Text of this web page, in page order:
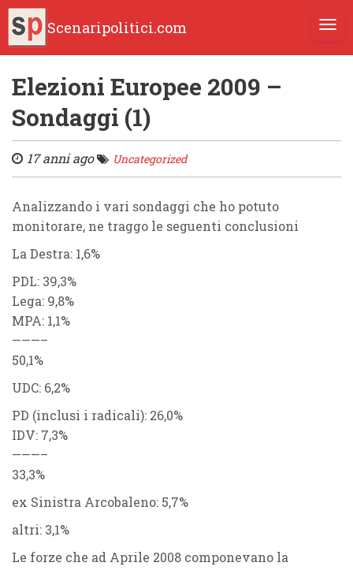
Scenaripolitici.com
Elezioni Europee 2009 –
Sondaggi (1)
17 anni ago Uncategorized
Analizzando i vari sondaggi che ho potuto
monitorare, ne traggo le seguenti conclusioni
La Destra: 1,6%
PDL: 39,3%
Lega: 9,8%
MPA: 1,1%
———–
50,1%
UDC: 6,2%
PD (inclusi i radicali): 26,0%
IDV: 7,3%
———–
33,3%
ex Sinistra Arcobaleno: 5,7%
altri: 3,1%
Le forze che ad Aprile 2008 componevano la